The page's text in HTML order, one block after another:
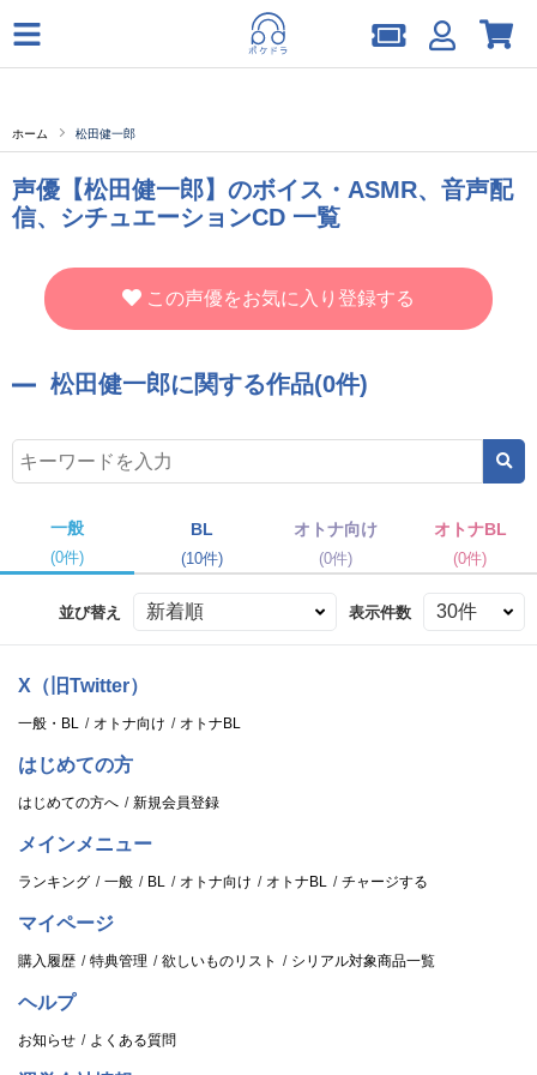
ホーム 松田健一郎
声優【松田健一郎】のボイス・ASMR、音声配
信、シチュエーションCD 一覧
この声優をお気に入り登録する
松田健一郎に関する作品(0件)
一般
(0件)
BL
(10件)
オトナ向け
(0件)
オトナBL
(0件)
並び替え 表示件数
X（旧Twitter）
一般・BL オトナ向け オトナBL
はじめての方
はじめての方へ 新規会員登録
メインメニュー
ランキング 一般 BL オトナ向け オトナBL チャージする
マイページ
購入履歴 特典管理 欲しいものリスト シリアル対象商品一覧
ヘルプ
お知らせ よくある質問